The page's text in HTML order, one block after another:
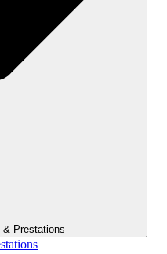
Prestations